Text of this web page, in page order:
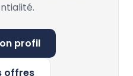
profil
offres